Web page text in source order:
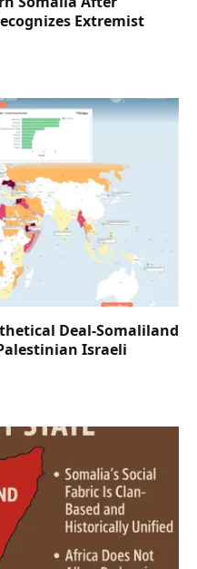
Extremist
Deal-Somaliland
Israeli